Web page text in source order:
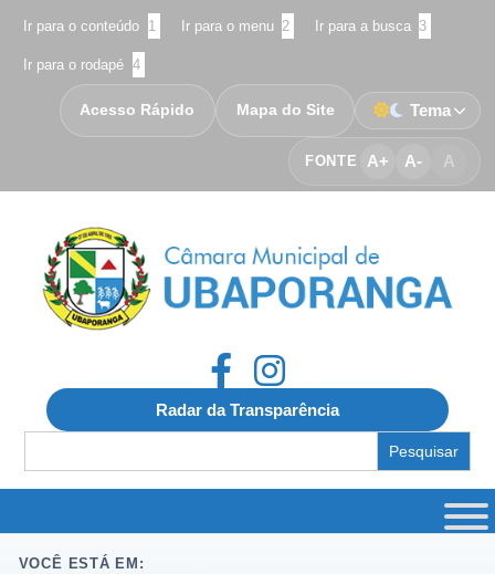
Ir para o conteúdo 1 Ir para o menu 2 Ir para a busca 3
Ir para o rodapé 4
FONTE A+ A- A
Acesso Rápido Mapa do Site Tema
Radar da Transparência
for:
VOCÊ ESTÁ EM: